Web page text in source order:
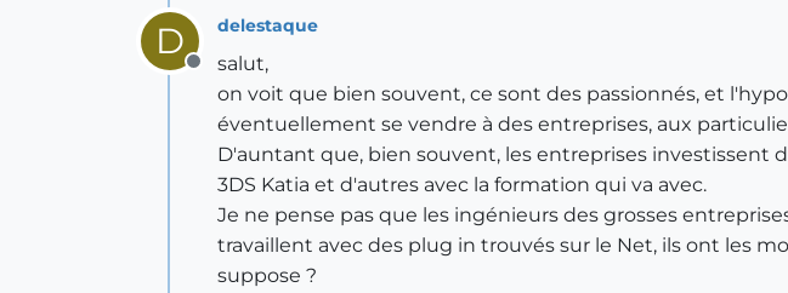
D
Offline
delestaque
salut,
on voit que bien souvent, ce sont des passionnés, et
éventuellement se vendre à des entreprises, aux
D'auntant que, bien souvent, les entreprises investissent
3DS Katia et d'autres avec la formation qui va avec.
Je ne pense pas que les ingénieurs des grosses
travaillent avec des plug in trouvés sur le Net, ils ont les
suppose ?